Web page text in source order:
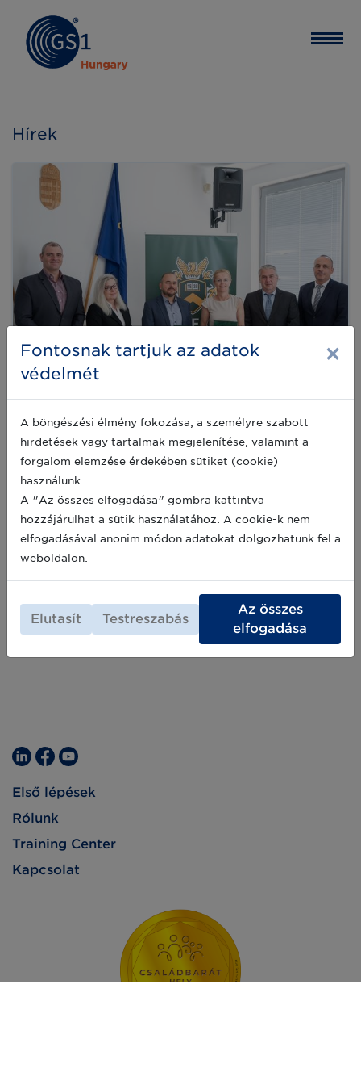
Hírek
GTK: új vállalati partner a naprakész
tudásért
A termékazonosítási szabványrendszerek
létrehozásával, működtetésével és oktatásával
foglalkozó GS1 Magyarország Nonprofit Zrt.-
vel kötött együttműködési megállapodást
szerdán a Debreceni Egyetem
Gazdaságtudományi Kara (DE GTK). A cég
jövőben, hanem a tananyag- és a
laborfejlesztésben is szerepet vállal.
2025-06-19
Első lépések
Rólunk
Training Center
Kapcsolat
Fontosnak tartjuk az adatok
védelmét
×
A böngészési élmény fokozása, a személyre szabott
hirdetések vagy tartalmak megjelenítése, valamint a
forgalom elemzése érdekében sütiket (cookie)
használunk.
A "Az összes elfogadása" gombra kattintva
hozzájárulhat a sütik használatához. A cookie-k nem
elfogadásával anonim módon adatokat dolgozhatunk fel a
weboldalon.
Elutasít Testreszabás
Az összes
elfogadása